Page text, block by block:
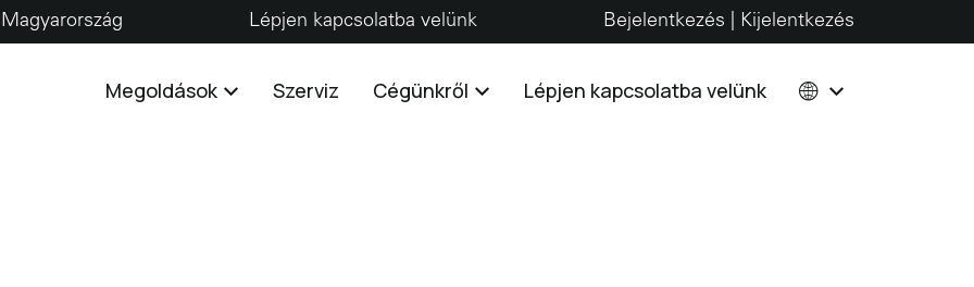
Magyarország Lépjen kapcsolatba velünk Bejelentkezés | Kijelentkezés
Megoldások Szerviz Cégünkről Lépjen kapcsolatba velünk